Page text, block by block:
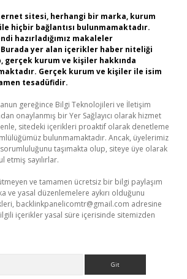
sitesi, herhangi bir marka, kurum
hiçbir bağlantısı bulunmamaktadır.
hazırladığımız makaleler
Burada yer alan içerikler haber niteliği
gerçek kurum ve kişiler hakkında
Gerçek kurum ve kişiler ile isim
tesadüfidir.
gereğince Bilgi Teknolojileri ve İletişim
onaylanmış bir Yer Sağlayıcı olarak hizmet
sitedeki içerikleri proaktif olarak denetleme
bulunmamaktadır. Ancak, üyelerimiz
taşımakta olup, siteye üye olarak
etmiş sayılırlar.
ve tamamen ücretsiz bir bilgi paylaşım
ve yasal düzenlemelere aykırı olduğunu
backlinkpanelicomtr@gmail.com adresine
içerikler yasal süre içerisinde sitemizden